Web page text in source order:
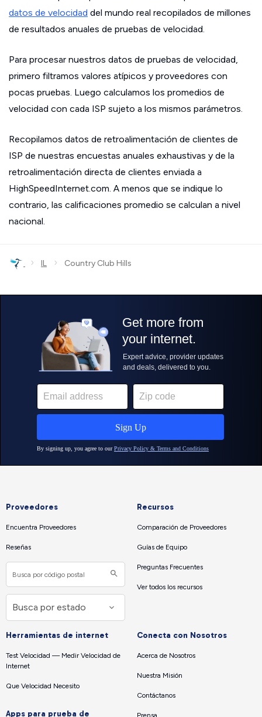
datos de velocidad del mundo real recopilados de millones
de resultados anuales de pruebas de velocidad.
Para procesar nuestros datos de pruebas de velocidad,
primero filtramos valores atípicos y proveedores con
pocas pruebas. Luego calculamos los promedios de
velocidad con cada ISP sujeto a los mismos parámetros.
Recopilamos datos de retroalimentación de clientes de
ISP de nuestras encuestas anuales exhaustivas y de la
retroalimentación directa de clientes enviada a
HighSpeedInternet.com. A menos que se indique lo
contrario, las calificaciones promedio se calculan a nivel
nacional.
› IL › Country Club Hills
Proveedores
Encuentra Proveedores
Reseñas
Recursos
Comparación de Proveedores
Guías de Equipo
Preguntas Frecuentes
Ver todos los recursos
Herramientas de internet
Test Velocidad — Medir Velocidad de
Internet
Que Velocidad Necesito
Apps para prueba de
Conecta con Nosotros
Acerca de Nosotros
Nuestra Misión
Contáctanos
Prensa